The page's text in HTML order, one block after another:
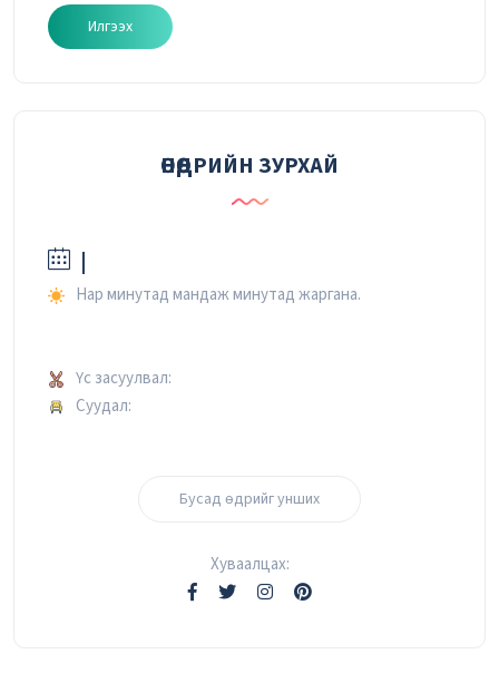
Илгээх
ӨНӨӨДРИЙН ЗУРХАЙ
|
Нар минутад мандаж минутад жаргана.
Үс засуулвал:
Суудал:
Бусад өдрийг унших
Хуваалцах: